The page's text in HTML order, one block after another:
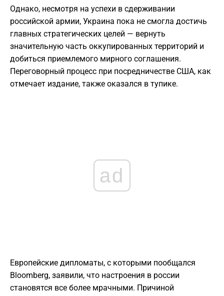
Однако, несмотря на успехи в сдерживании
российской армии, Украина пока не смогла достичь
главных стратегических целей — вернуть
значительную часть оккупированных территорий и
добиться приемлемого мирного соглашения.
Переговорный процесс при посредничестве США, как
отмечает издание, также оказался в тупике.
ad
Европейские дипломаты, с которыми пообщался
Bloomberg, заявили, что настроения в россии
становятся все более мрачными. Причиной